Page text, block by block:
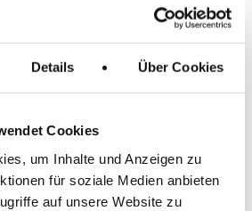
Details Über Cookies
Cookies
um Inhalte und Anzeigen zu
für soziale Medien anbieten
auf unsere Website zu
Sand Ebbe-Flut
Sand
10
(14) und Test of Choice (15)